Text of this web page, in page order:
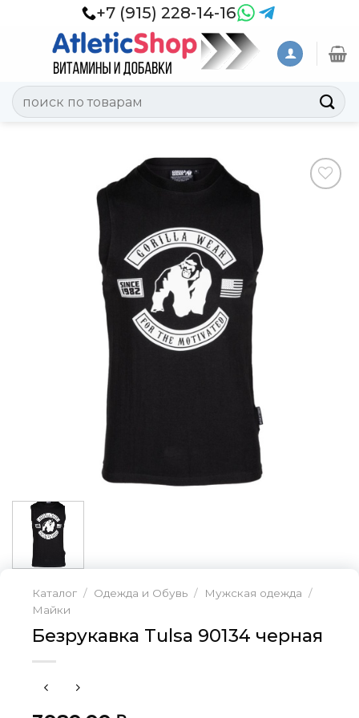
+7 (915) 228-14-16
Искать:
Каталог / Одежда и Обувь / Мужская одежда /
Майки
Безрукавка Tulsa 90134 черная